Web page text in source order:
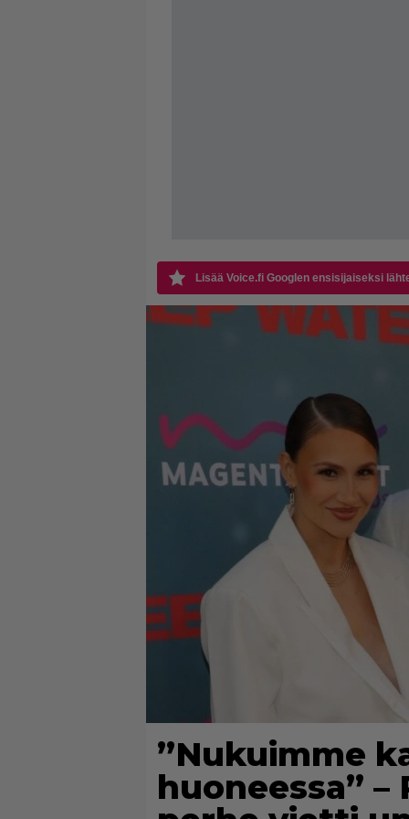
Lisää Voice.fi Googlen ensisijaiseksi
”Nukuimme
huoneessa” –